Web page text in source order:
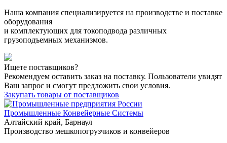
Наша компания специализируется на производстве и поставке
оборудования
и комплектующих для токоподвода различных
грузоподъемных механизмов.
Ищете поставщиков?
Рекомендуем оставить заказ на поставку. Пользователи увидят
Ваш запрос и смогут предложить свои условия.
Закупать товары от поставщиков
Промышленные Конвейерные Системы
Алтайский край, Барнаул
Производство мешкопогрузчиков и конвейеров